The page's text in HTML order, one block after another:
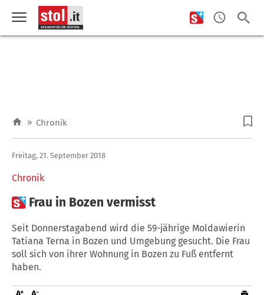
» Chronik
Chronik
Freitag, 21. September 2018
 Frau in Bozen vermisst
Seit Donnerstagabend wird die 59-jährige Moldawierin
Tatiana Terna in Bozen und Umgebung gesucht. Die Frau
soll sich von ihrer Wohnung in Bozen zu Fuß entfernt
haben.